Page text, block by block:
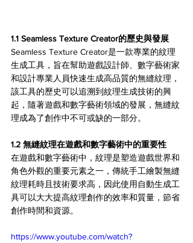
1.1 Seamless Texture Creator的歷史與發展
Seamless Texture Creator是一款專業的紋理
生成工具，旨在幫助遊戲設計師、數字藝術家
和設計專業人員快速生成高品質的無縫紋理，
該工具的歷史可以追溯到紋理生成技術的興
起，隨著遊戲和數字藝術領域的發展，無縫紋
理成為了創作中不可或缺的一部分。
1.2 無縫紋理在遊戲和數字藝術中的重要性
在遊戲和數字藝術中，紋理是塑造遊戲世界和
角色外觀的重要元素之一，傳統手工繪製無縫
紋理耗時且技術要求高，因此使用自動生成工
具可以大大提高紋理創作的效率和質量，節省
創作時間和資源。
https://www.youtube.com/watch?